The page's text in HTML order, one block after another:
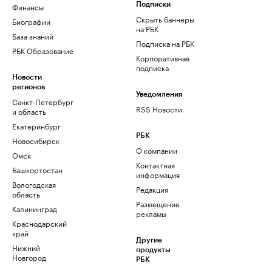
Финансы
Биографии
База знаний
РБК Образование
Новости
регионов
Санкт-Петербург
и область
Екатеринбург
Новосибирск
Омск
Башкортостан
Вологодская
область
Калининград
Краснодарский
край
Нижний
Новгород
Подписки
Скрыть баннеры
на РБК
Подписка на РБК
Корпоративная
подписка
Уведомления
RSS Новости
РБК
О компании
Контактная
информация
Редакция
Размещение
рекламы
Другие
продукты
РБК